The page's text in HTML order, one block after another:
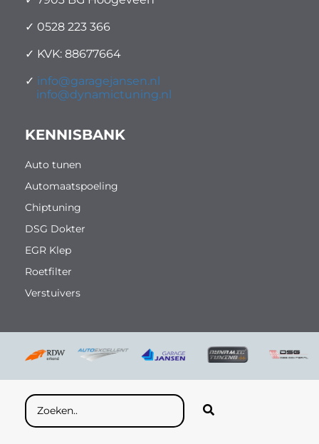
✓ 0528 223 366
✓ KVK: 88677664
✓ info@garagejansen.nl
info@dynamictuning.nl
KENNISBANK
Auto tunen
Automaatspoeling
Chiptuning
DSG Dokter
EGR Klep
Roetfilter
Verstuivers